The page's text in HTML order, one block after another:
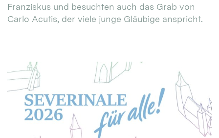
Franziskus und besuchten auch das Grab von
Carlo Acutis, der viele junge Gläubige anspricht.